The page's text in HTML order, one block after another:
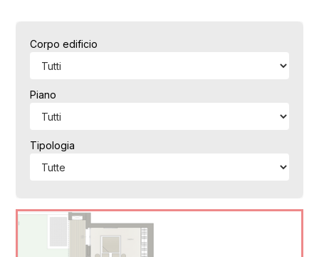
Corpo edificio
Piano
Tipologia